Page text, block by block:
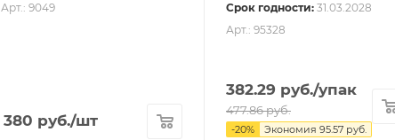
Арт.: 9049
380 руб./шт
Срок годности: 31.03.2028
Арт.: 95328
382.29 руб./упак
477.86руб.
-20% Экономия 95.57 руб.